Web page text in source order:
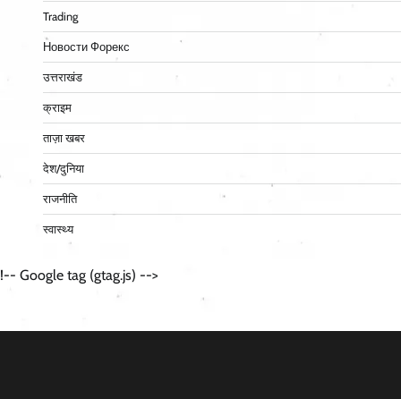
Trading
Новости Форекс
उत्तराखंड
क्राइम
ताज़ा खबर
देश/दुनिया
राजनीति
स्वास्थ्य
!-- Google tag (gtag.js) -->